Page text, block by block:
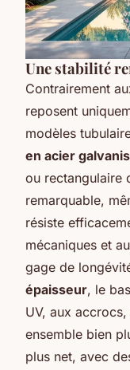
Une stabilité
Contrairement
reposent
modèles
en acier
ou rectangulaire
remarquable,
résiste
mécaniques et
gage de
épaisseur, le
UV, aux
ensemble bien
plus net, avec